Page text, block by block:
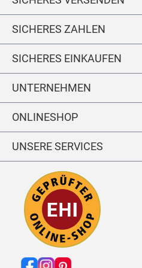
SICHERES ZAHLEN
SICHERES EINKAUFEN
UNTERNEHMEN
ONLINESHOP
UNSERE SERVICES